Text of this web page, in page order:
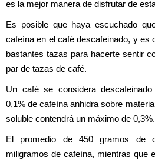
es la mejor manera de disfrutar de
Es posible que haya escuchado
cafeína en el café descafeinado, y es
bastantes tazas para hacerte sentir
par de tazas de café.
Un café se considera
0,1% de cafeína anhidra sobre
soluble contendrá un máximo de 0,3%.
El promedio de 450 gramos de
miligramos de cafeína, mientras que